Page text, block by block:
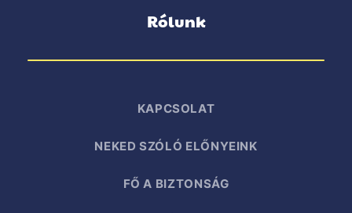
Rólunk
KAPCSOLAT
NEKED SZÓLÓ ELŐNYEINK
FŐ A BIZTONSÁG